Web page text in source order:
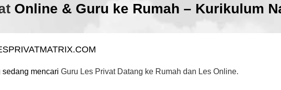
Online & Guru ke Rumah – Kurikulum
mencari Guru Les Privat Datang ke Rumah dan Les Online.